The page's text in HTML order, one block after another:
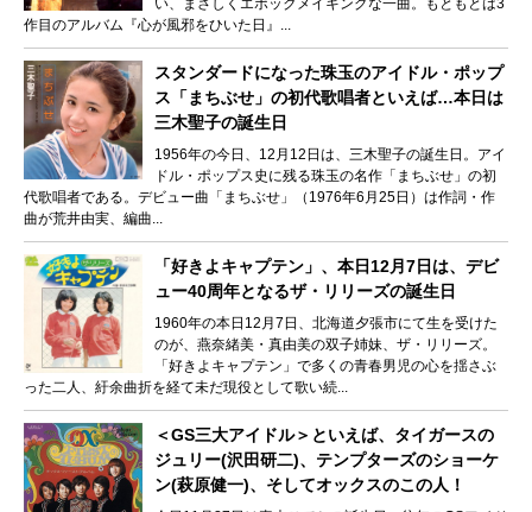
作目のアルバム『心が風邪をひいた日』...
スタンダードになった珠玉のアイドル・ポップ
ス「まちぶせ」の初代歌唱者といえば…本日は
三木聖子の誕生日
1956年の今日、12月12日は、三木聖子の誕生日。アイ
ドル・ポップス史に残る珠玉の名作「まちぶせ」の初
代歌唱者である。デビュー曲「まちぶせ」（1976年6月25日）は作詞・作
曲が荒井由実、編曲...
「好きよキャプテン」、本日12月7日は、デビ
ュー40周年となるザ・リリーズの誕生日
1960年の本日12月7日、北海道夕張市にて生を受けた
のが、燕奈緒美・真由美の双子姉妹、ザ・リリーズ。
「好きよキャプテン」で多くの青春男児の心を揺さぶ
った二人、紆余曲折を経て未だ現役として歌い続...
＜GS三大アイドル＞といえば、タイガースの
ジュリー(沢田研二)、テンプターズのショーケ
ン(萩原健一)、そしてオックスのこの人！